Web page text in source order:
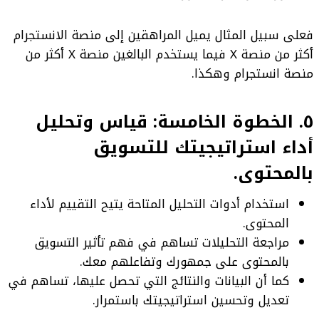
فعلى سبيل المثال يميل المراهقين إلى منصة الانستجرام
أكثر من منصة X فيما يستخدم البالغين منصة X أكثر من
منصة انستجرام وهكذا.
٥. الخطوة الخامسة: قياس وتحليل
أداء استراتيجيتك للتسويق
بالمحتوى.
استخدام أدوات التحليل المتاحة يتيح التقييم لأداء
المحتوى.
مراجعة التحليلات تساهم في فهم تأثير التسويق
بالمحتوى على جمهورك وتفاعلهم معك.
كما أن البيانات والنتائج التي تحصل عليها، تساهم في
تعديل وتحسين استراتيجيتك باستمرار.